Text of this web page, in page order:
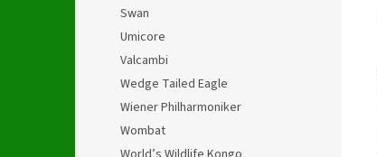
Swan
Umicore
Valcambi
Wedge Tailed Eagle
Wiener Philharmoniker
Wombat